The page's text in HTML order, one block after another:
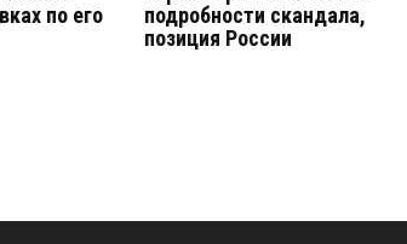
по его
подробности скандала,
позиция России